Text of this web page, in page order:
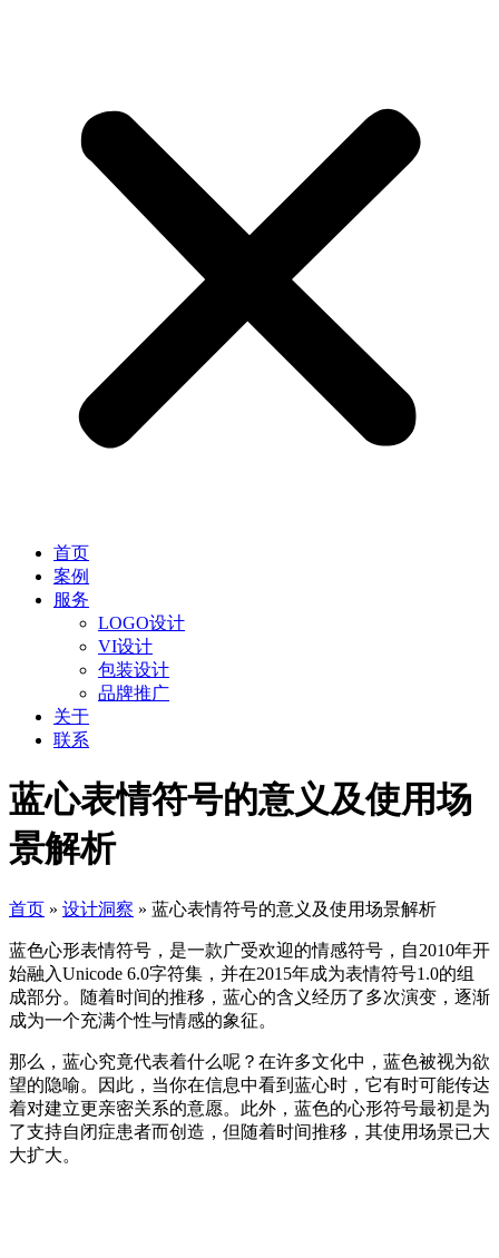
首页
案例
服务
LOGO设计
VI设计
包装设计
品牌推广
关于
联系
蓝心表情符号的意义及使用场
景解析
首页 » 设计洞察 » 蓝心表情符号的意义及使用场景解析
蓝色心形表情符号，是一款广受欢迎的情感符号，自2010年开
始融入Unicode 6.0字符集，并在2015年成为表情符号1.0的组
成部分。随着时间的推移，蓝心的含义经历了多次演变，逐渐
成为一个充满个性与情感的象征。
那么，蓝心究竟代表着什么呢？在许多文化中，蓝色被视为欲
望的隐喻。因此，当你在信息中看到蓝心时，它有时可能传达
着对建立更亲密关系的意愿。此外，蓝色的心形符号最初是为
了支持自闭症患者而创造，但随着时间推移，其使用场景已大
大扩大。